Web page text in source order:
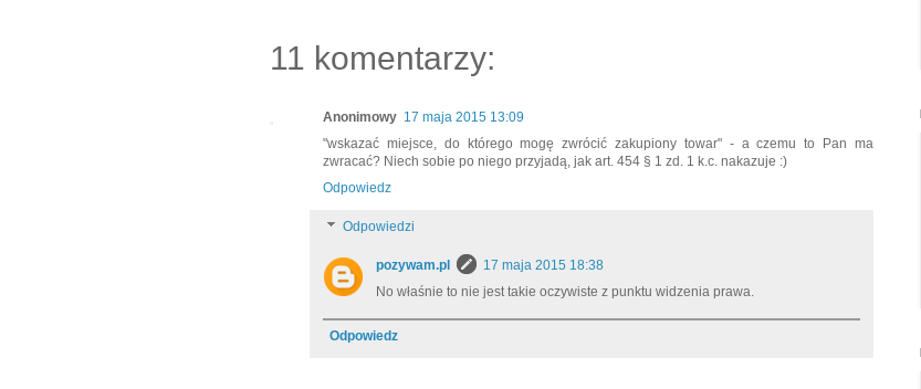
11 komentarzy:
Anonimowy 17 maja 2015 13:09
"wskazać miejsce, do którego mogę zwrócić zakupiony towar" - a czemu to Pan ma
zwracać? Niech sobie po niego przyjadą, jak art. 454 § 1 zd. 1 k.c. nakazuje :)
Odpowiedz
Odpowiedzi
pozywam.pl
17 maja 2015 18:38
No właśnie to nie jest takie oczywiste z punktu widzenia prawa.
Odpowiedz